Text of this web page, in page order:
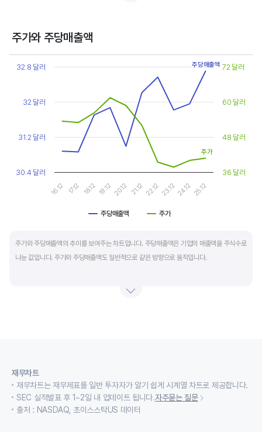
주가와 주당매출액
Chart
Line chart with 2 lines.
The chart has 1 X axis displaying categories.
The chart has 2 Y axes displaying values, and values.
주당매출액 주가
16.12 17.12 18.12 19.12 20.12 21.12 22.12 23.1224.12 25.12
30.4 달러
31.2 달러
32 달러
32.8 달러
36 달러
48 달러
60 달러
72 달러
주당매출액
주가
주가와 주당매출액의 추이를 보여주는 차트입니다. 주당매출액은 기업의 매출액을 주식수로
나눈 값입니다. 주가와 주당매출액도 일반적으로 같은 방향으로 움직입니다.
재무차트
재무차트는 재무제표를 일반 투자자가 알기 쉽게 시계열 차트로 제공합니다.
SEC 실적발표 후 1~2일 내 업데이트 됩니다.자주묻는 질문
출처 : NASDAQ, 초이스스탁US 데이터